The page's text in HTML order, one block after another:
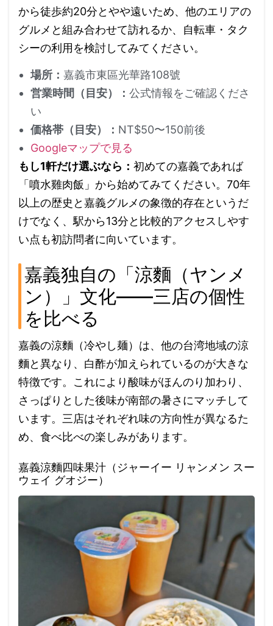
から徒歩約20分とやや遠いため、他のエリアの
グルメと組み合わせて訪れるか、自転車・タク
シーの利用を検討してみてください。
場所： 嘉義市東區光華路108號
営業時間（目安）： 公式情報をご確認くださ
い
価格帯（目安）： NT$50〜150前後
Googleマップで見る
もし1軒だけ選ぶなら： 初めての嘉義であれば
「噴水雞肉飯」から始めてみてください。70年
以上の歴史と嘉義グルメの象徴的存在というだ
けでなく、駅から13分と比較的アクセスしやす
い点も初訪問者に向いています。
嘉義独自の「涼麵（ヤンメ
ン）」文化——三店の個性
を比べる
嘉義の涼麵（冷やし麺）は、他の台湾地域の涼
麵と異なり、白酢が加えられているのが大きな
特徴です。これにより酸味がほんのり加わり、
さっぱりとした後味が南部の暑さにマッチして
います。三店はそれぞれ味の方向性が異なるた
め、食べ比べの楽しみがあります。
嘉義涼麵四味果汁（ジャーイー リャンメン スー
ウェイ グオジー）